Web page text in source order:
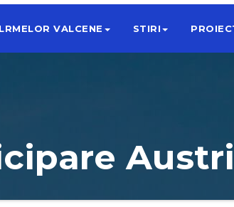
VALCENE STIRI